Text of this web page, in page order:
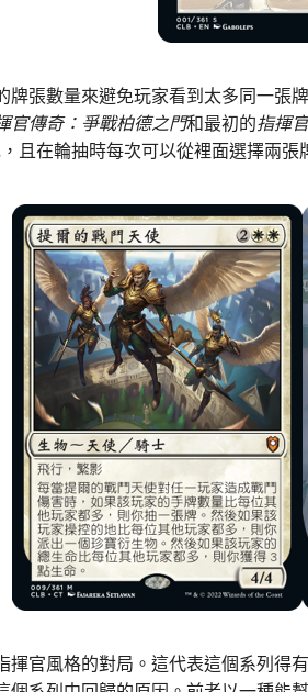
牌張數量來避免玩家看到太多同一張
官傳奇：爭戰柏德之門和最初的指揮
且在輪抽時每次可以從裡面選擇兩張
揮官風格的對局。這代表這個系列得